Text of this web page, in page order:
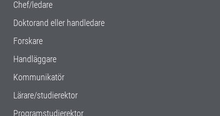
Chef/ledare
Doktorand eller handledare
Forskare
Handläggare
Kommunikatör
Lärare/studierektor
Programstudierektor